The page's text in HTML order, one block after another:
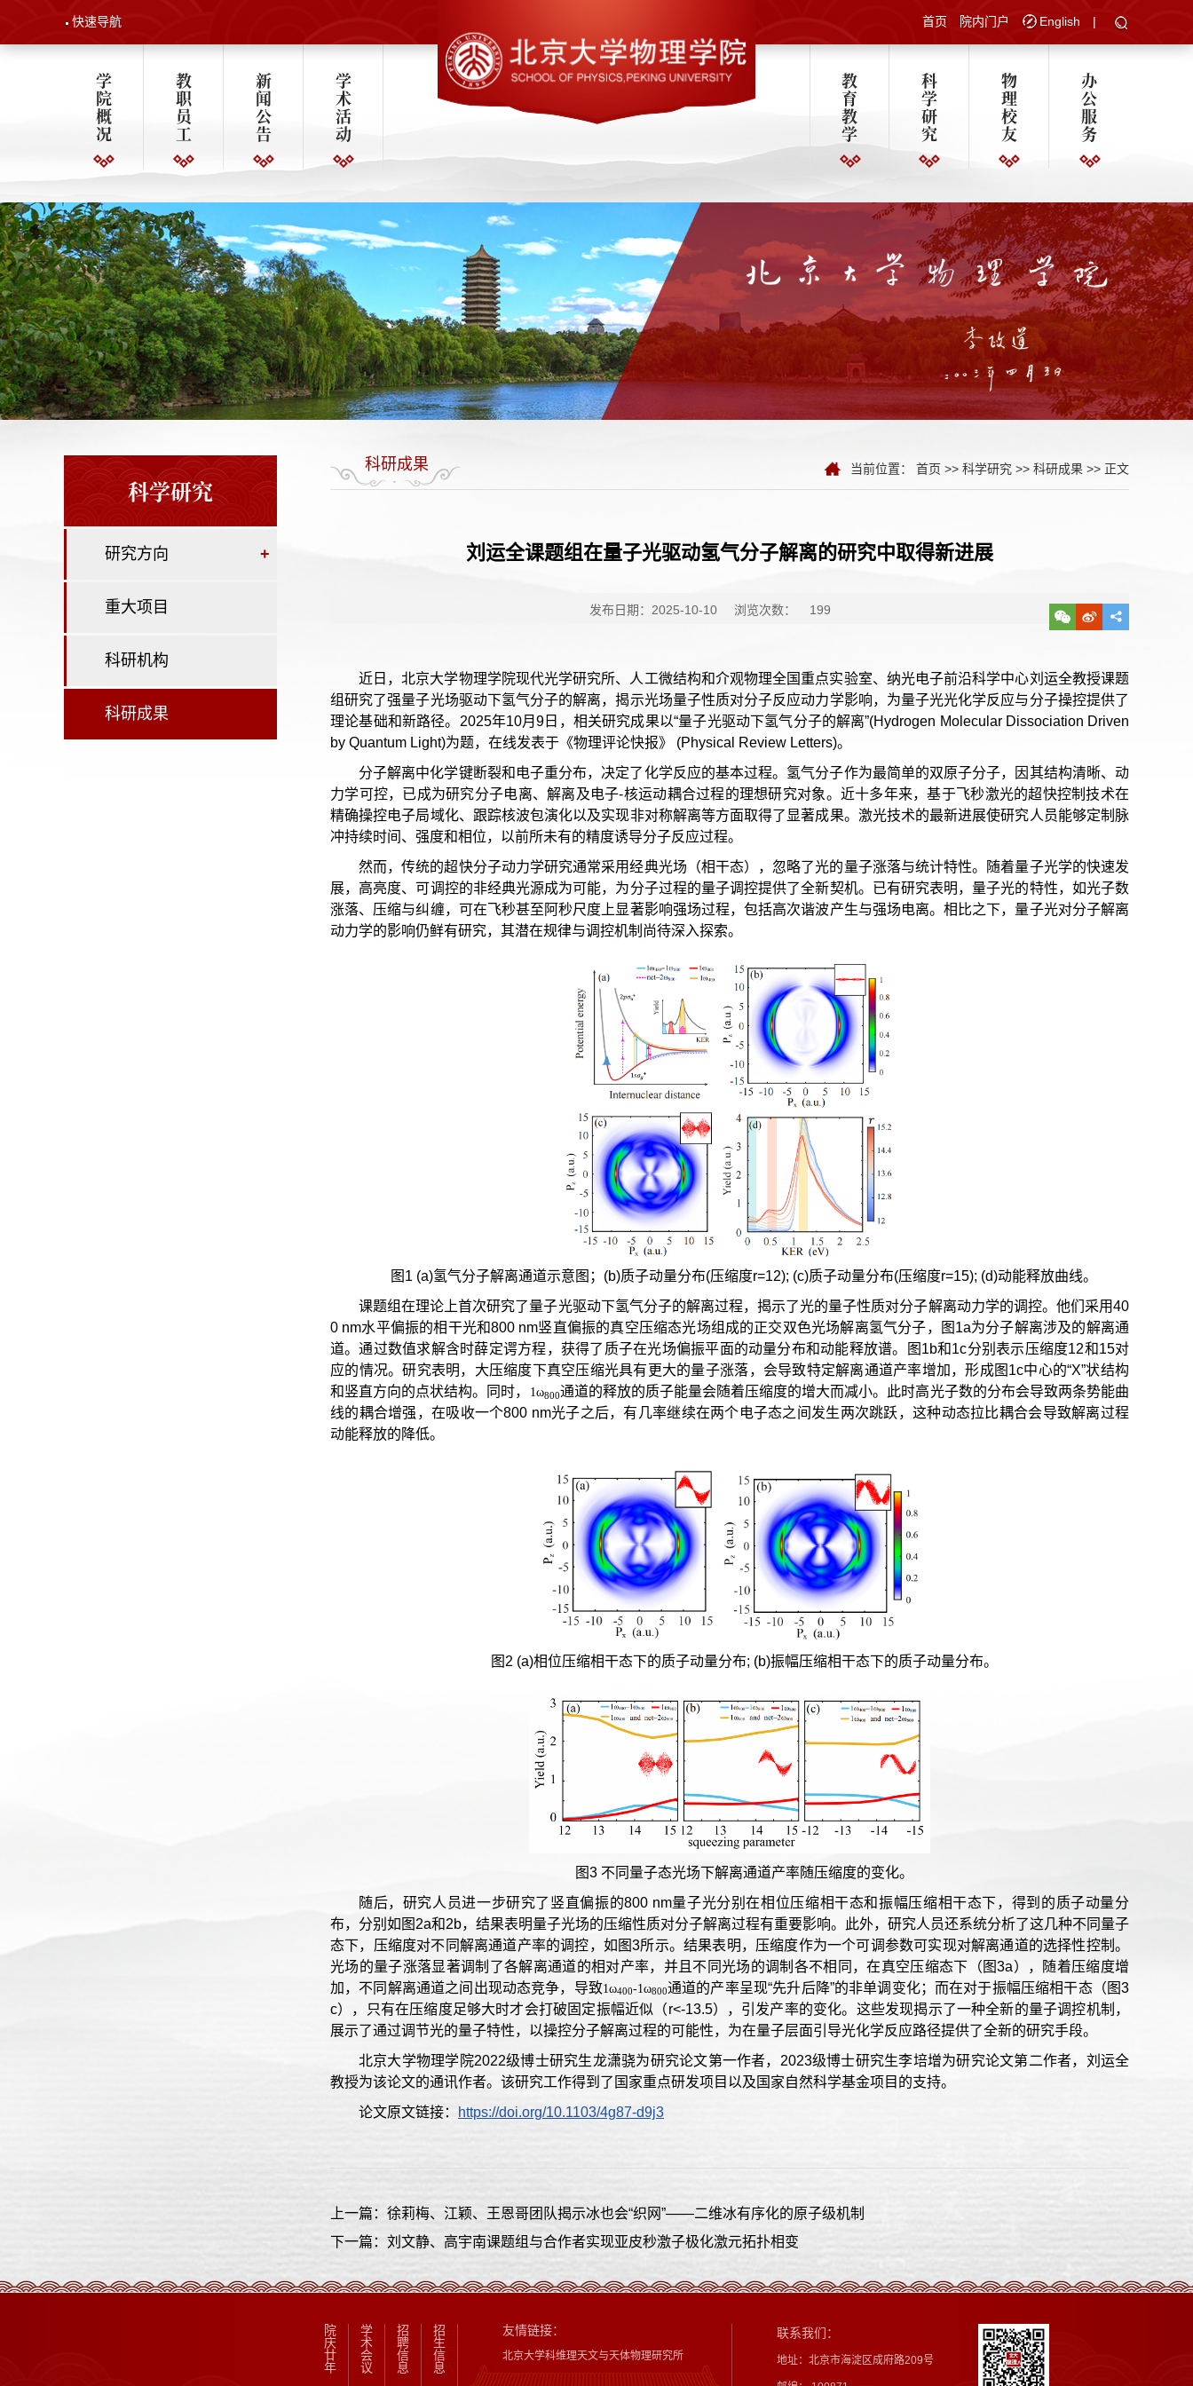
快速导航 首页 院内门户 English |
学
院
概
况
教
职
员
工
新
闻
公
告
学
术
活
动
教
育
教
学
科
学
研
究
物
理
校
友
办
公
服
务
科学研究
研究方向 +
重大项目
科研机构
科研成果
科研成果 当前位置： 首页 >> 科学研究 >> 科研成果 >> 正文
刘运全课题组在量子光驱动氢气分子解离的研究中取得新进展
发布日期：2025-10-10 浏览次数： 199
近日，北京大学物理学院现代光学研究所、人工微结构和介观物理全国重点实验室、纳光电子前沿科学中心刘运全教授课题
组研究了强量子光场驱动下氢气分子的解离，揭示光场量子性质对分子反应动力学影响，为量子光光化学反应与分子操控提供了
理论基础和新路径。2025年10月9日，相关研究成果以“量子光驱动下氢气分子的解离”(Hydrogen Molecular Dissociation Driven
by Quantum Light)为题，在线发表于《物理评论快报》 (Physical Review Letters)。
分子解离中化学键断裂和电子重分布，决定了化学反应的基本过程。氢气分子作为最简单的双原子分子，因其结构清晰、动
力学可控，已成为研究分子电离、解离及电子-核运动耦合过程的理想研究对象。近十多年来，基于飞秒激光的超快控制技术在
精确操控电子局域化、跟踪核波包演化以及实现非对称解离等方面取得了显著成果。激光技术的最新进展使研究人员能够定制脉
冲持续时间、强度和相位，以前所未有的精度诱导分子反应过程。
然而，传统的超快分子动力学研究通常采用经典光场（相干态），忽略了光的量子涨落与统计特性。随着量子光学的快速发
展，高亮度、可调控的非经典光源成为可能，为分子过程的量子调控提供了全新契机。已有研究表明，量子光的特性，如光子数
涨落、压缩与纠缠，可在飞秒甚至阿秒尺度上显著影响强场过程，包括高次谐波产生与强场电离。相比之下，量子光对分子解离
动力学的影响仍鲜有研究，其潜在规律与调控机制尚待深入探索。
图1 (a)氢气分子解离通道示意图；(b)质子动量分布(压缩度r=12); (c)质子动量分布(压缩度r=15); (d)动能释放曲线。
课题组在理论上首次研究了量子光驱动下氢气分子的解离过程，揭示了光的量子性质对分子解离动力学的调控。他们采用40
0 nm水平偏振的相干光和800 nm竖直偏振的真空压缩态光场组成的正交双色光场解离氢气分子，图1a为分子解离涉及的解离通
道。通过数值求解含时薛定谔方程，获得了质子在光场偏振平面的动量分布和动能释放谱。图1b和1c分别表示压缩度12和15对
应的情况。研究表明，大压缩度下真空压缩光具有更大的量子涨落，会导致特定解离通道产率增加，形成图1c中心的“X”状结构
和竖直方向的点状结构。同时，
1ω800通道的释放的质子能量会随着压缩度的增大而减小。此时高光子数的分布会导致两条势能曲
线的耦合增强，在吸收一个800 nm光子之后，有几率继续在两个电子态之间发生两次跳跃，这种动态拉比耦合会导致解离过程
动能释放的降低。
图2 (a)相位压缩相干态下的质子动量分布; (b)振幅压缩相干态下的质子动量分布。
图3 不同量子态光场下解离通道产率随压缩度的变化。
随后，研究人员进一步研究了竖直偏振的800 nm量子光分别在相位压缩相干态和振幅压缩相干态下，得到的质子动量分
布，分别如图2a和2b，结果表明量子光场的压缩性质对分子解离过程有重要影响。此外，研究人员还系统分析了这几种不同量子
态下，压缩度对不同解离通道产率的调控，如图3所示。结果表明，压缩度作为一个可调参数可实现对解离通道的选择性控制。
光场的量子涨落显著调制了各解离通道的相对产率，并且不同光场的调制各不相同，在真空压缩态下（图3a），随着压缩度增
加，不同解离通道之间出现动态竞争，导致1ω400-1ω800通道的产率呈现“先升后降”的非单调变化；而在对于振幅压缩相干态（图3
c），只有在压缩度足够大时才会打破固定振幅近似（r<-13.5），引发产率的变化。这些发现揭示了一种全新的量子调控机制，
展示了通过调节光的量子特性，以操控分子解离过程的可能性，为在量子层面引导光化学反应路径提供了全新的研究手段。
北京大学物理学院2022级博士研究生龙潇骁为研究论文第一作者，2023级博士研究生李培增为研究论文第二作者，刘运全
教授为该论文的通讯作者。该研究工作得到了国家重点研发项目以及国家自然科学基金项目的支持。
论文原文链接：
https://doi.org/10.1103/4g87-d9j3
上一篇：徐莉梅、江颖、王恩哥团队揭示冰也会“织网”——二维冰有序化的原子级机制
下一篇：刘文静、高宇南课题组与合作者实现亚皮秒激子极化激元拓扑相变
院
庆
廿
年
学
术
会
议
招
聘
信
息
招
生
信
息
友情链接：
北京大学科维理天文与天体物理研究所
联系我们：
地址：北京市海淀区成府路209号